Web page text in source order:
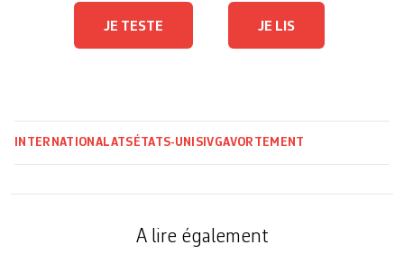
JE TESTE JE LIS
INTERNATIONALATS ÉTATS-UNIS IVGAVORTEMENT
A lire également